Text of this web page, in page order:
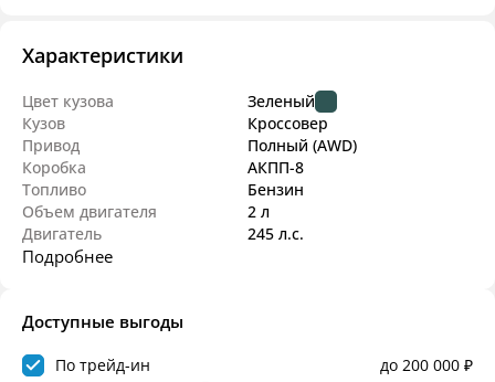
Характеристики
Цвет кузова
Зеленый
Кузов
Кроссовер
Привод
Полный (AWD)
Коробка
АКПП-8
Топливо
Бензин
Объем двигателя
2 л
Двигатель
245 л.с.
Подробнее
Доступные выгоды
до 200 000 ₽
По трейд-ин